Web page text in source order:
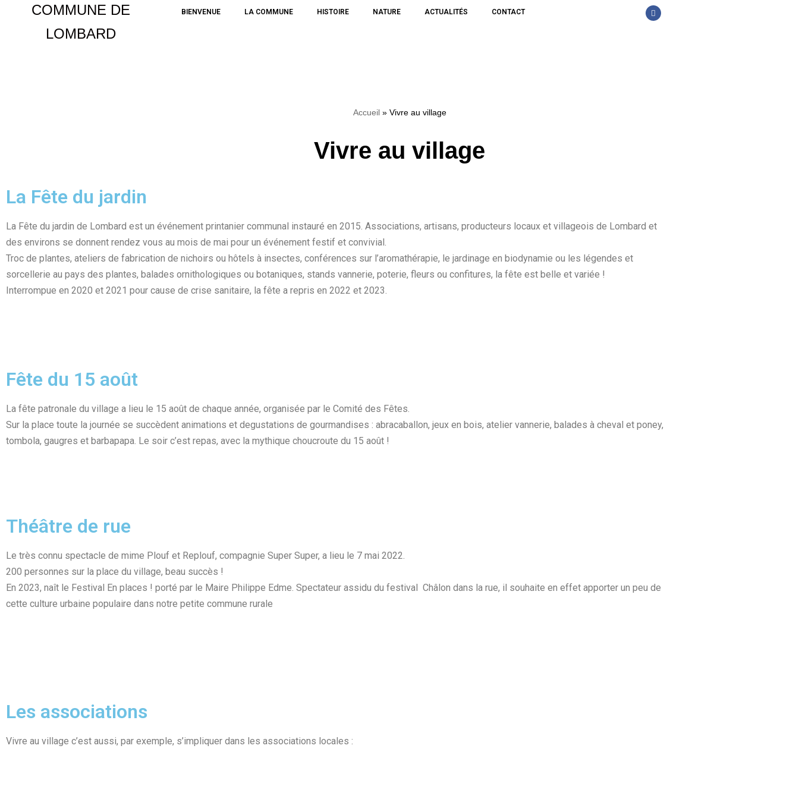
COMMUNE DE
LOMBARD
BIENVENUE LA COMMUNE HISTOIRE NATURE ACTUALITÉS CONTACT
Accueil» Vivre au village
Vivre au village
La Fête du jardin
La Fête du jardin de Lombard est un événement printanier communal instauré en 2015. Associations, artisans, producteurs locaux et villageois de Lombard et
des environs se donnent rendez vous au mois de mai pour un événement festif et convivial.
Troc de plantes, ateliers de fabrication de nichoirs ou hôtels à insectes, conférences sur l’aromathérapie, le jardinage en biodynamie ou les légendes et
sorcellerie au pays des plantes, balades ornithologiques ou botaniques, stands vannerie, poterie, fleurs ou confitures, la fête est belle et variée !
Interrompue en 2020 et 2021 pour cause de crise sanitaire, la fête a repris en 2022 et 2023.
Fête du 15 août
La fête patronale du village a lieu le 15 août de chaque année, organisée par le Comité des Fêtes.
Sur la place toute la journée se succèdent animations et degustations de gourmandises : abracaballon, jeux en bois, atelier vannerie, balades à cheval et poney,
tombola, gaugres et barbapapa. Le soir c’est repas, avec la mythique choucroute du 15 août !
Théâtre de rue
Le très connu spectacle de mime Plouf et Replouf, compagnie Super Super, a lieu le 7 mai 2022.
200 personnes sur la place du village, beau succès !
En 2023, naît le Festival En places ! porté par le Maire Philippe Edme. Spectateur assidu du festival Châlon dans la rue, il souhaite en effet apporter un peu de
cette culture urbaine populaire dans notre petite commune rurale
Les associations
Vivre au village c’est aussi, par exemple, s’impliquer dans les associations locales :